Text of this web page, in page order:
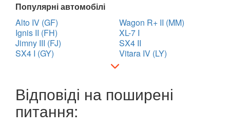
Популярні автомобілі
Alto IV (GF)
Ignis II (FH)
Jimny III (FJ)
SX4 I (GY)
Wagon R+ II (MM)
XL-7 I
SX4 II
Vitara IV (LY)
Відповіді на поширені
питання: